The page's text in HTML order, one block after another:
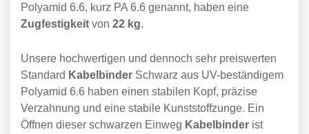
Polyamid 6.6, kurz PA 6.6 genannt, haben eine
Zugfestigkeit von 22 kg.
Unsere hochwertigen und dennoch sehr preiswerten
Standard Kabelbinder Schwarz aus UV-beständigem
Polyamid 6.6 haben einen stabilen Kopf, präzise
Verzahnung und eine stabile Kunststoffzunge. Ein
Öffnen dieser schwarzen Einweg Kabelbinder ist